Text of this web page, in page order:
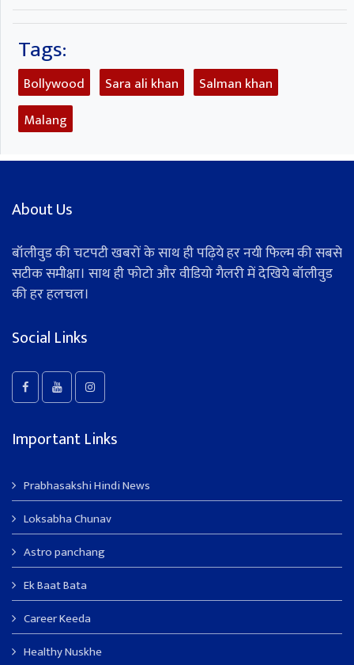
Tags:
Bollywood Sara ali khan
Salman khan
Malang
About Us
बॉलीवुड की चटपटी खबरों के साथ ही पढ़िये हर नयी फिल्म की सबसे
सटीक समीक्षा। साथ ही फोटो और वीडियो गैलरी में देखिये बॉलीवुड
की हर हलचल।
Social Links
Important Links
Prabhasakshi Hindi News
Loksabha Chunav
Astro panchang
Ek Baat Bata
Career Keeda
Healthy Nuskhe